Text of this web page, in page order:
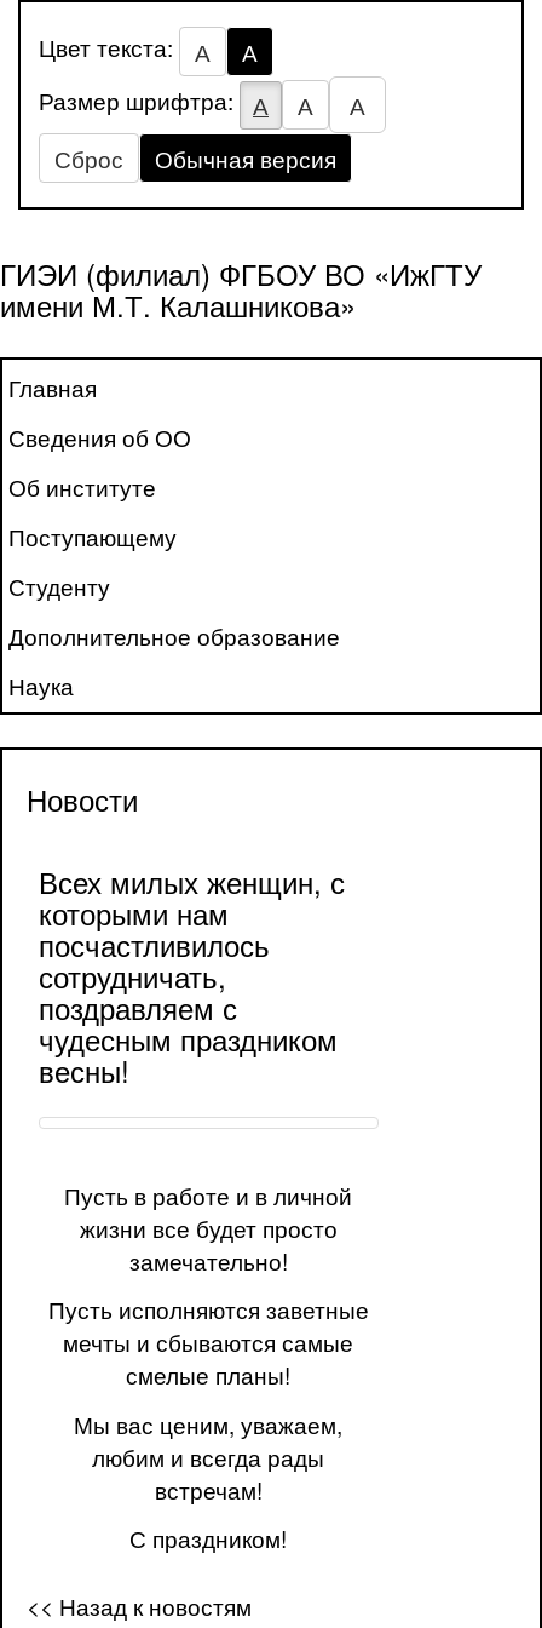
Цвет текста: А
А
Размер шрифтра:
А А
А
Сброс
Обычная версия
ГИЭИ (филиал) ФГБОУ ВО «ИжГТУ
имени М.Т. Калашникова»
Главная
Сведения об ОО
Об институте
Поступающему
Студенту
Дополнительное образование
Наука
Новости
Всех милых женщин, с
которыми нам
посчастливилось
сотрудничать,
поздравляем с
чудесным праздником
весны!
Пусть в работе и в личной
жизни все будет просто
замечательно!
Пусть исполняются заветные
мечты и сбываются самые
смелые планы!
Мы вас ценим, уважаем,
любим и всегда рады
встречам!
С праздником!
<< Назад к новостям